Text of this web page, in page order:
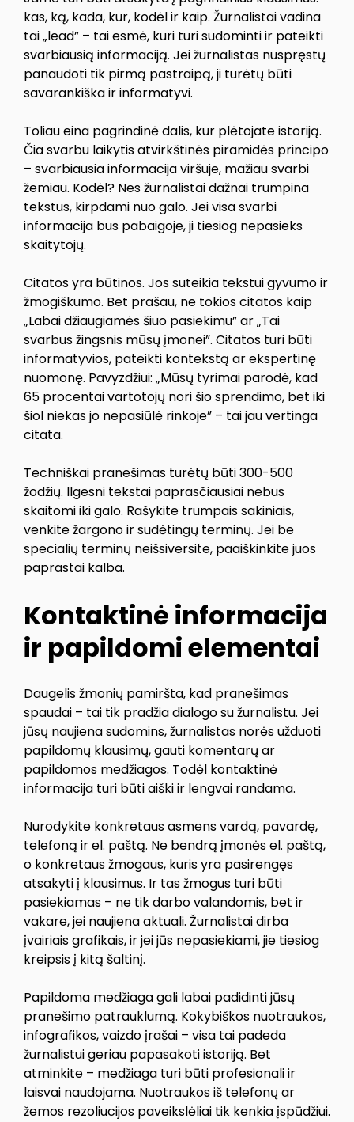
kas, ką, kada, kur, kodėl ir kaip. Žurnalistai vadina
tai „lead” – tai esmė, kuri turi sudominti ir pateikti
svarbiausią informaciją. Jei žurnalistas nuspręstų
panaudoti tik pirmą pastraipą, ji turėtų būti
savarankiška ir informatyvi.
Toliau eina pagrindinė dalis, kur plėtojate istoriją.
Čia svarbu laikytis atvirkštinės piramidės principo
– svarbiausia informacija viršuje, mažiau svarbi
žemiau. Kodėl? Nes žurnalistai dažnai trumpina
tekstus, kirpdami nuo galo. Jei visa svarbi
informacija bus pabaigoje, ji tiesiog nepasieks
skaitytojų.
Citatos yra būtinos. Jos suteikia tekstui gyvumo ir
žmogiškumo. Bet prašau, ne tokios citatos kaip
„Labai džiaugiamės šiuo pasiekimu” ar „Tai
svarbus žingsnis mūsų įmonei”. Citatos turi būti
informatyvios, pateikti kontekstą ar ekspertinę
nuomonę. Pavyzdžiui: „Mūsų tyrimai parodė, kad
65 procentai vartotojų nori šio sprendimo, bet iki
šiol niekas jo nepasiūlė rinkoje” – tai jau vertinga
citata.
Techniškai pranešimas turėtų būti 300-500
žodžių. Ilgesni tekstai paprasčiausiai nebus
skaitomi iki galo. Rašykite trumpais sakiniais,
venkite žargono ir sudėtingų terminų. Jei be
specialių terminų neišsiversite, paaiškinkite juos
paprastai kalba.
Kontaktinė informacija
ir papildomi elementai
Daugelis žmonių pamiršta, kad pranešimas
spaudai – tai tik pradžia dialogo su žurnalistu. Jei
jūsų naujiena sudomins, žurnalistas norės užduoti
papildomų klausimų, gauti komentarų ar
papildomos medžiagos. Todėl kontaktinė
informacija turi būti aiški ir lengvai randama.
Nurodykite konkretaus asmens vardą, pavardę,
telefoną ir el. paštą. Ne bendrą įmonės el. paštą,
o konkretaus žmogaus, kuris yra pasirengęs
atsakyti į klausimus. Ir tas žmogus turi būti
pasiekiamas – ne tik darbo valandomis, bet ir
vakare, jei naujiena aktuali. Žurnalistai dirba
įvairiais grafikais, ir jei jūs nepasiekiami, jie tiesiog
kreipsis į kitą šaltinį.
Papildoma medžiaga gali labai padidinti jūsų
pranešimo patrauklumą. Kokybiškos nuotraukos,
infografikos, vaizdo įrašai – visa tai padeda
žurnalistui geriau papasakoti istoriją. Bet
atminkite – medžiaga turi būti profesionali ir
laisvai naudojama. Nuotraukos iš telefonų ar
žemos rezoliucijos paveikslėliai tik kenkia įspūdžiui.